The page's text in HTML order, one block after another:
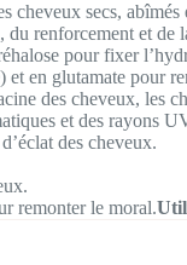
cheveux secs, abîmés
renforcement et de
pour fixer
en glutamate pour
des cheveux, les
et des rayons
des cheveux.
remonter le moral.